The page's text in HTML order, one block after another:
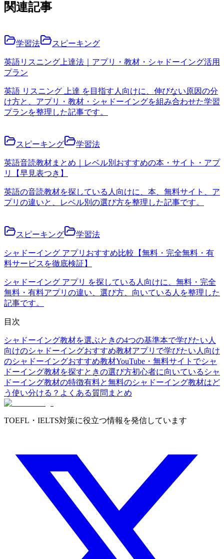
関連記事
学習法 スピーキング
英語リスニング上達法｜アプリ・教材・シャドーイング活用
プラン
英語 リスニング 上達 を目指す人向けに、伸びない原因の分
け方と、アプリ・教材・シャドーイングを組み合わせた学習
プランを整理した記事です。
スピーキング 学習法
英語音読教材まとめ｜レベル別おすすめの本・サイト・アプ
リ【早見表つき】
英語の音読教材を探している人向けに、本、無料サイト、ア
プリの違いと、レベル別の選び方を整理した記事です。
スピーキング 学習法
シャドーイング アプリおすすめ比較【無料・完全無料・有
料サービスを徹底検証】
シャドーイング アプリ を探している人向けに、無料・完全
無料・有料アプリの違い、選び方、向いている人を整理した
記事です。
目次
シャドーイング教材を選ぶときの4つの基準本で学びたい人
向けのシャドーイングおすすめ教材アプリで学びたい人向け
のシャドーイングおすすめ教材YouTube・無料サイトでシャ
ドーイング教材を探すときの選び方初心者に向いているシャ
ドーイング教材の特徴有料と無料のシャドーイング教材はど
う使い分ける？ よくある質問 まとめ
TOEFL・IELTS対策に役立つ情報を発信しています